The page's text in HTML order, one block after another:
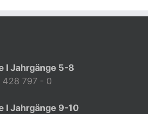
I Jahrgänge 5-8
797 - 0
I Jahrgänge 9-10